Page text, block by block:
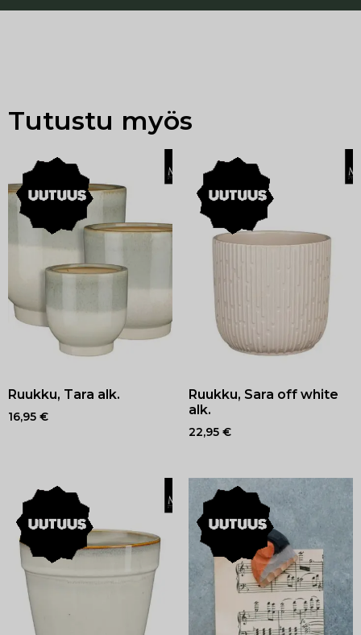
Tutustu myös
Ruukku, Tara alk.
16,95 €
Ruukku, Sara off white
alk.
22,95 €